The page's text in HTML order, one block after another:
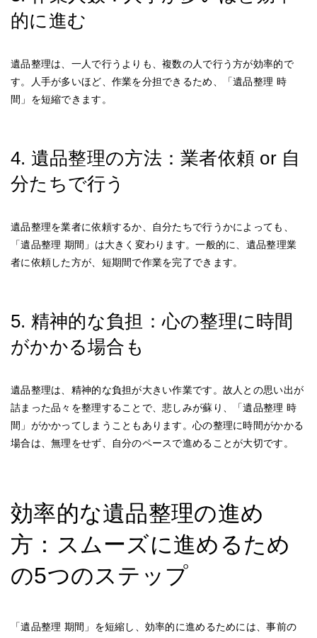
的に進む
遺品整理は、一人で行うよりも、複数の人で行う方が効率的で
す。人手が多いほど、作業を分担できるため、「遺品整理 時
間」を短縮できます。
4. 遺品整理の方法：業者依頼 or 自
分たちで行う
遺品整理を業者に依頼するか、自分たちで行うかによっても、
「遺品整理 期間」は大きく変わります。一般的に、遺品整理業
者に依頼した方が、短期間で作業を完了できます。
5. 精神的な負担：心の整理に時間
がかかる場合も
遺品整理は、精神的な負担が大きい作業です。故人との思い出が
詰まった品々を整理することで、悲しみが蘇り、「遺品整理 時
間」がかかってしまうこともあります。心の整理に時間がかかる
場合は、無理をせず、自分のペースで進めることが大切です。
効率的な遺品整理の進め
方：スムーズに進めるため
の5つのステップ
「遺品整理 期間」を短縮し、効率的に進めるためには、事前の